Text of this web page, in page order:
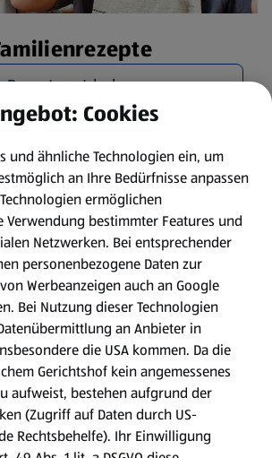
Rezepte entdecken
für Kinder
Rezepte entdecken
Cookies
und ähnliche Technologien ein, um
an Ihre Bedürfnisse anpassen
ermöglichen
Verwendung bestimmter Features und
Netzwerken. Bei entsprechender
personenbezogene Daten zur
Werbeanzeigen auch an Google
Bei Nutzung dieser Technologien
an Anbieter in
die USA kommen. Da die
Gerichtshof kein angemessenes
aufweist, bestehen aufgrund der
(Zugriff auf Daten durch US-
Rechtsbehelfe). Ihr Einwilligung